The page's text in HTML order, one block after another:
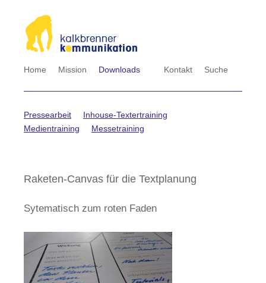
Navigation
Home Mission Downloads Kontakt Suche
Navigation
überspringen
Pressearbeit
Inhouse-Textertraining
Medientraining
Messetraining
Raketen-Canvas für die Textplanung
Sytematisch zum roten Faden